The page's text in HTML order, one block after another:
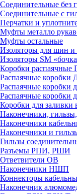
Соединительные без
Соединительные с
Перчатки и
Муфты металло
Муфты остальные
Изоляторы для шин и
Изоляторы SM
Коробки
Распаячные коробки
Распаячные коробки
Распаячные коробки
Коробки для заливки
Наконечники,
Наконечники
Наконечники и
Гильзы
Разъемы РПИ, РШИ
Ответвители ОВ
Наконечники НШП
Коннекторы
Наконечник